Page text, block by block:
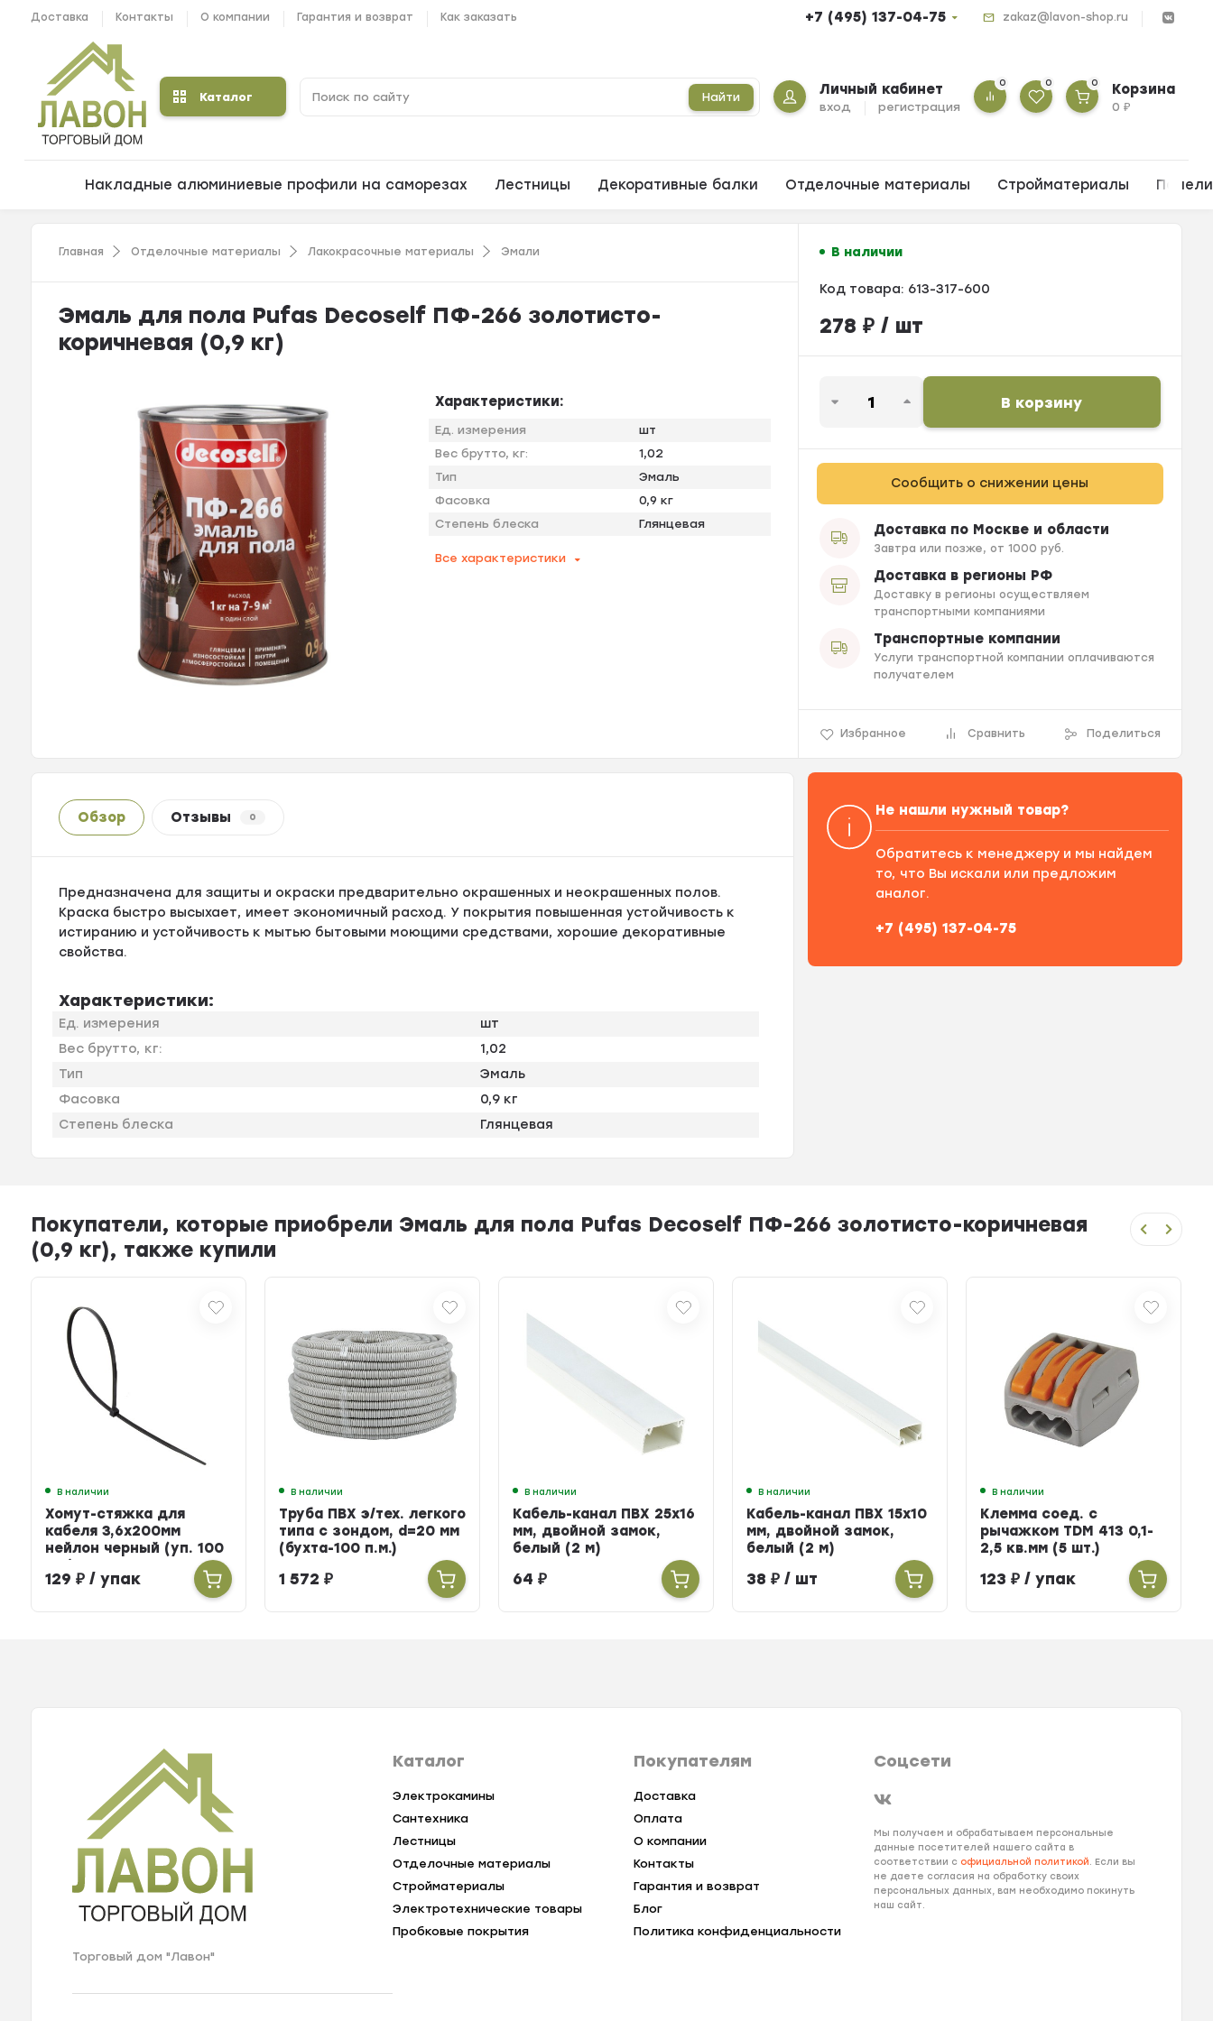
Доставка Контакты О компании Гарантия и возврат Как заказать +7 (495) 137-04-75 zakaz@lavon-shop.ru
Каталог Найти Личный кабинет
вход регистрация
0 0 0 Корзина
0₽
Накладные алюминиевые профили на саморезах Лестницы Декоративные балки Отделочные материалы Стройматериалы
Главная Отделочные материалы Лакокрасочные материалы Эмали
Эмаль для пола Pufas Decoself ПФ-266 золотисто-
коричневая (0,9 кг)
Характеристики:
Ед. измерения
шт
Вес брутто, кг:
1,02
Тип
Эмаль
Фасовка
0,9 кг
Степень блеска
Глянцевая
Все характеристики
В наличии
Код товара: 613-317-600
278 ₽/ шт
В корзину
Сообщить о снижении цены
Доставка по Москве и области
Завтра или позже, от 1000 руб.
Доставка в регионы РФ
Доставку в регионы осуществляем
транспортными компаниями
Транспортные компании
Услуги транспортной компании оплачиваются
получателем
Избранное Сравнить Поделиться
Обзор Отзывы 0
Предназначена для защиты и окраски предварительно окрашенных и неокрашенных полов.
Краска быстро высыхает, имеет экономичный расход. У покрытия повышенная устойчивость к
истиранию и устойчивость к мытью бытовыми моющими средствами, хорошие декоративные
свойства.
Характеристики:
Ед. измерения
шт
Вес брутто, кг:
1,02
Тип
Эмаль
Фасовка
0,9 кг
Степень блеска
Глянцевая
Не нашли нужный товар?
Обратитесь к менеджеру и мы найдем
то, что Вы искали или предложим
аналог.
+7 (495) 137-04-75
Покупатели, которые приобрели Эмаль для пола Pufas Decoself ПФ-266 золотисто-коричневая
(0,9 кг), также купили
В наличии
Хомут-стяжка для
кабеля 3,6х200мм
нейлон черный (уп. 100
шт.)
129₽ / упак
В наличии
Труба ПВХ э/тех. легкого
типа с зондом, d=20 мм
(бухта-100 п.м.)
1 572₽
В наличии
Кабель-канал ПВХ 25х16
мм, двойной замок,
белый (2 м)
64₽
В наличии
Кабель-канал ПВХ 15х10
мм, двойной замок,
белый (2 м)
38₽ / шт
В наличии
Клемма соед. с
рычажком TDM 413 0,1-
2,5 кв.мм (5 шт.)
123₽ / упак
Торговый дом "Лавон"
Каталог
Электрокамины
Сантехника
Лестницы
Отделочные материалы
Стройматериалы
Электротехнические товары
Пробковые покрытия
Покупателям
Доставка
Оплата
О компании
Контакты
Гарантия и возврат
Блог
Политика конфиденциальности
Соцсети
Мы получаем и обрабатываем персональные
данные посетителей нашего сайта в
соответствии с официальной политикой. Если вы
не даете согласия на обработку своих
персональных данных, вам необходимо покинуть
наш сайт.